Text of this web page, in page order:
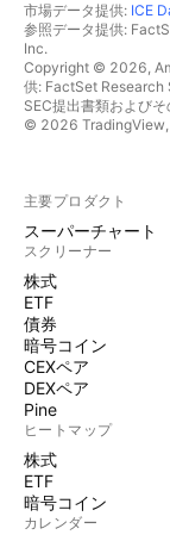
市場データ提供: ICE
参照データ提供:
Inc.
Copyright © 2026,
供: FactSet
SEC提出書類および
© 2026
主要プロダクト
スーパーチャート
スクリーナー
株式
ETF
債券
暗号コイン
CEXペア
DEXペア
Pine
ヒートマップ
株式
ETF
暗号コイン
カレンダー